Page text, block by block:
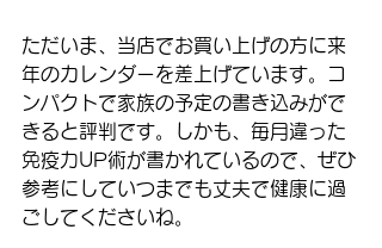
ただいま、当店でお買い上げの方に来
年のカレンダーを差上げています。コ
ンパクトで家族の予定の書き込みがで
きると評判です。しかも、毎月違った
免疫力UP術が書かれているので、ぜひ
参考にしていつまでも丈夫で健康に過
ごしてくださいね。